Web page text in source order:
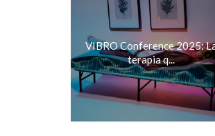
VIBRO Conference 2025:
terapia q...